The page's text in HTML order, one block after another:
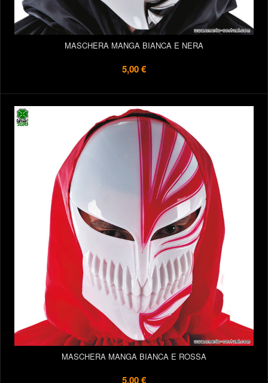
MASCHERA MANGA BIANCA E NERA
5,00 €
MASCHERA MANGA BIANCA E ROSSA
5,00 €